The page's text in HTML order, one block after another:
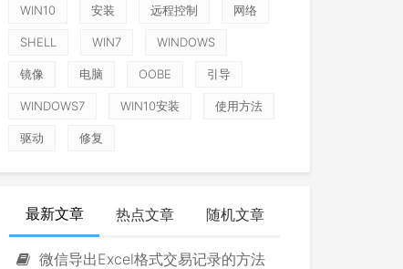
WIN10 安装 远程控制 网络
SHELL WIN7 WINDOWS
镜像 电脑 OOBE 引导
WINDOWS7 WIN10安装 使用方法
驱动 修复
最新文章 热点文章 随机文章
微信导出Excel格式交易记录的方法